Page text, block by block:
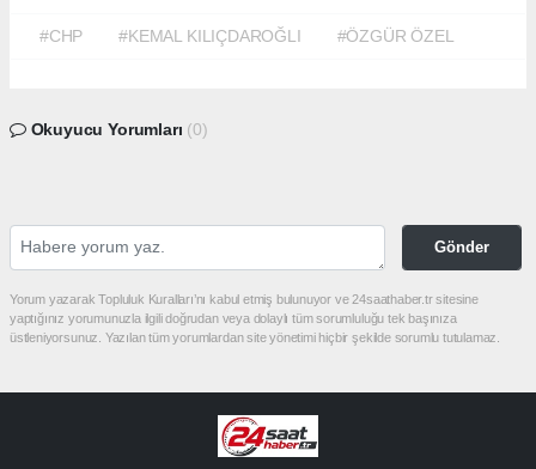
#CHP #KEMAL KILIÇDAROĞLI #ÖZGÜR ÖZEL
Okuyucu Yorumları (0)
Gönder
Yorum yazarak Topluluk Kuralları’nı kabul etmiş bulunuyor ve 24saathaber.tr sitesine
yaptığınız yorumunuzla ilgili doğrudan veya dolaylı tüm sorumluluğu tek başınıza
üstleniyorsunuz. Yazılan tüm yorumlardan site yönetimi hiçbir şekilde sorumlu tutulamaz.